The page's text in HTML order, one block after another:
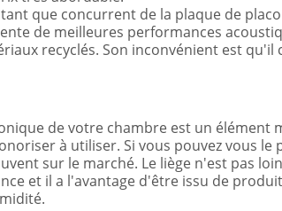
que concurrent de la plaque de
de meilleures performances
recyclés. Son inconvénient est qu'il
de votre chambre est un élément
à utiliser. Si vous pouvez vous le
sur le marché. Le liège n'est pas
et il a l'avantage d'être issu de